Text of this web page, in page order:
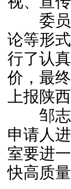
委员
论等形
行了认
价，最
上报陕
邹志
申请人
室要进
快高质